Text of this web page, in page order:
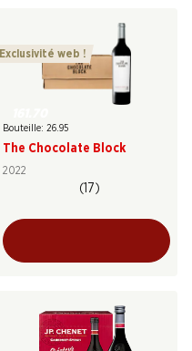
Exclusivité web !
Bouteille: 26.95
The Chocolate Block
2022
(17)